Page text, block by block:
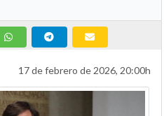
17 de febrero de 2026, 20:00h